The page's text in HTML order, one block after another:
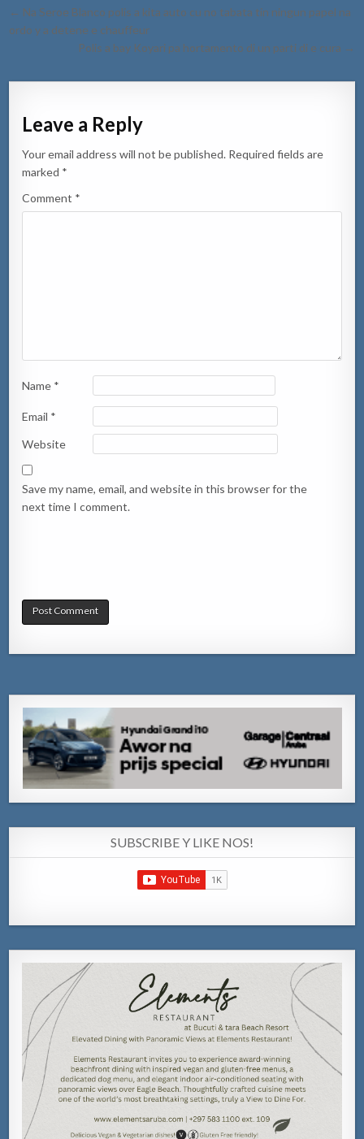
Post
navigation
← Na Seroe Blanco polis a kita auto cu no tabata tin ningun papel na
ordo y a detene e chauffeur
Polis a bay Koyari pa hortamento di un parti di e cura →
Leave a Reply
Your email address will not be published. Required fields are
marked *
Comment *
Name *
Email *
Website
Save my name, email, and website in this browser for the
next time I comment.
SUBSCRIBE Y LIKE NOS!